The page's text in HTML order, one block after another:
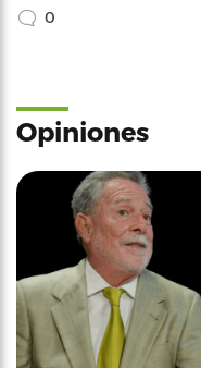
0
Opiniones